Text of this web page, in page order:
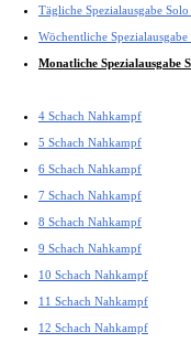
Tägliche Spezialausgabe Solo
Wöchentliche Spezialausgabe
Monatliche Spezialausgabe
4 Schach Nahkampf
5 Schach Nahkampf
6 Schach Nahkampf
7 Schach Nahkampf
8 Schach Nahkampf
9 Schach Nahkampf
10 Schach Nahkampf
11 Schach Nahkampf
12 Schach Nahkampf